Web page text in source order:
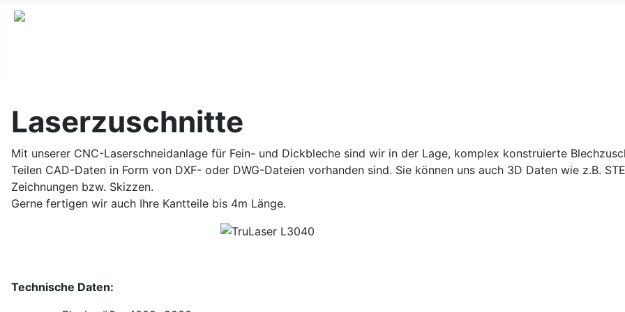
Laserzuschnitte
Mit unserer CNC-Laserschneidanlage für Fein- und Dickbleche sind wir in der Lage, komplex konstruierte
Teilen CAD-Daten in Form von DXF- oder DWG-Dateien vorhanden sind. Sie können uns auch 3D Daten wie z.B.
Zeichnungen bzw. Skizzen.
Gerne fertigen wir auch Ihre Kantteile bis 4m Länge.
Technische Daten: